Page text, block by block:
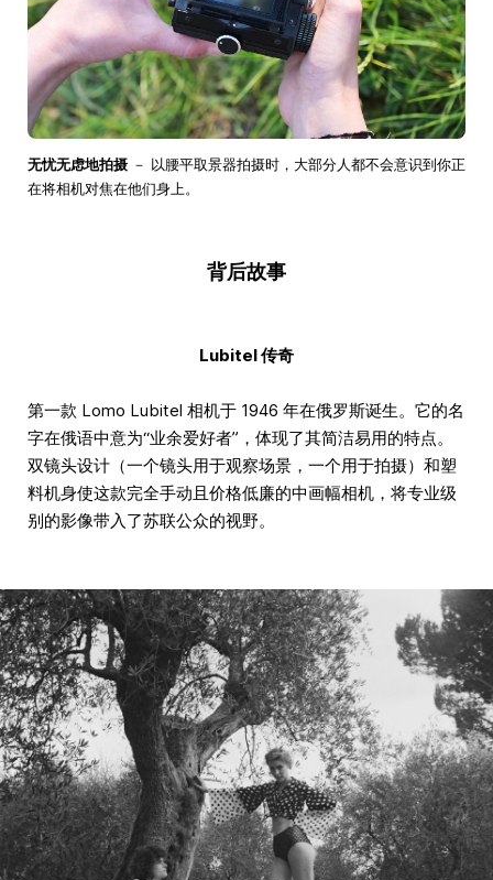
无忧无虑地拍摄 － 以腰平取景器拍摄时，大部分人都不会意识到你正
在将相机对焦在他们身上。
背后故事
Lubitel 传奇
第一款 Lomo Lubitel 相机于 1946 年在俄罗斯诞生。它的名
字在俄语中意为“业余爱好者”，体现了其简洁易用的特点。
双镜头设计（一个镜头用于观察场景，一个用于拍摄）和塑
料机身使这款完全手动且价格低廉的中画幅相机，将专业级
别的影像带入了苏联公众的视野。